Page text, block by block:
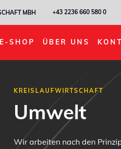
MBH +43 2236 660 580 0
E-SHOP ÜBER UNS
KREISLAUFWIRTSCHAFT
Umwelt
Wir arbeiten nach den